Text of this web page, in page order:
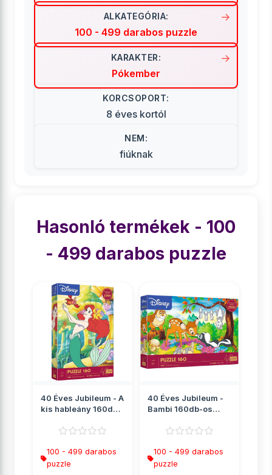
ALKATEGÓRIA:
100 - 499 darabos puzzle
KARAKTER:
Pókember
KORCSOPORT:
8 éves kortól
NEM:
fiúknak
Hasonló termékek - 100
- 499 darabos puzzle
40 Éves Jubileum - A
kis hableány 160db-
100 - 499 darabos
puzzle
40 Éves Jubileum -
Bambi 160db-os
100 - 499 darabos
puzzle